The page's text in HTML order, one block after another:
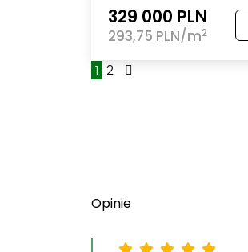
329 000 PLN
293,75 PLN/m2
1 2
Opinie